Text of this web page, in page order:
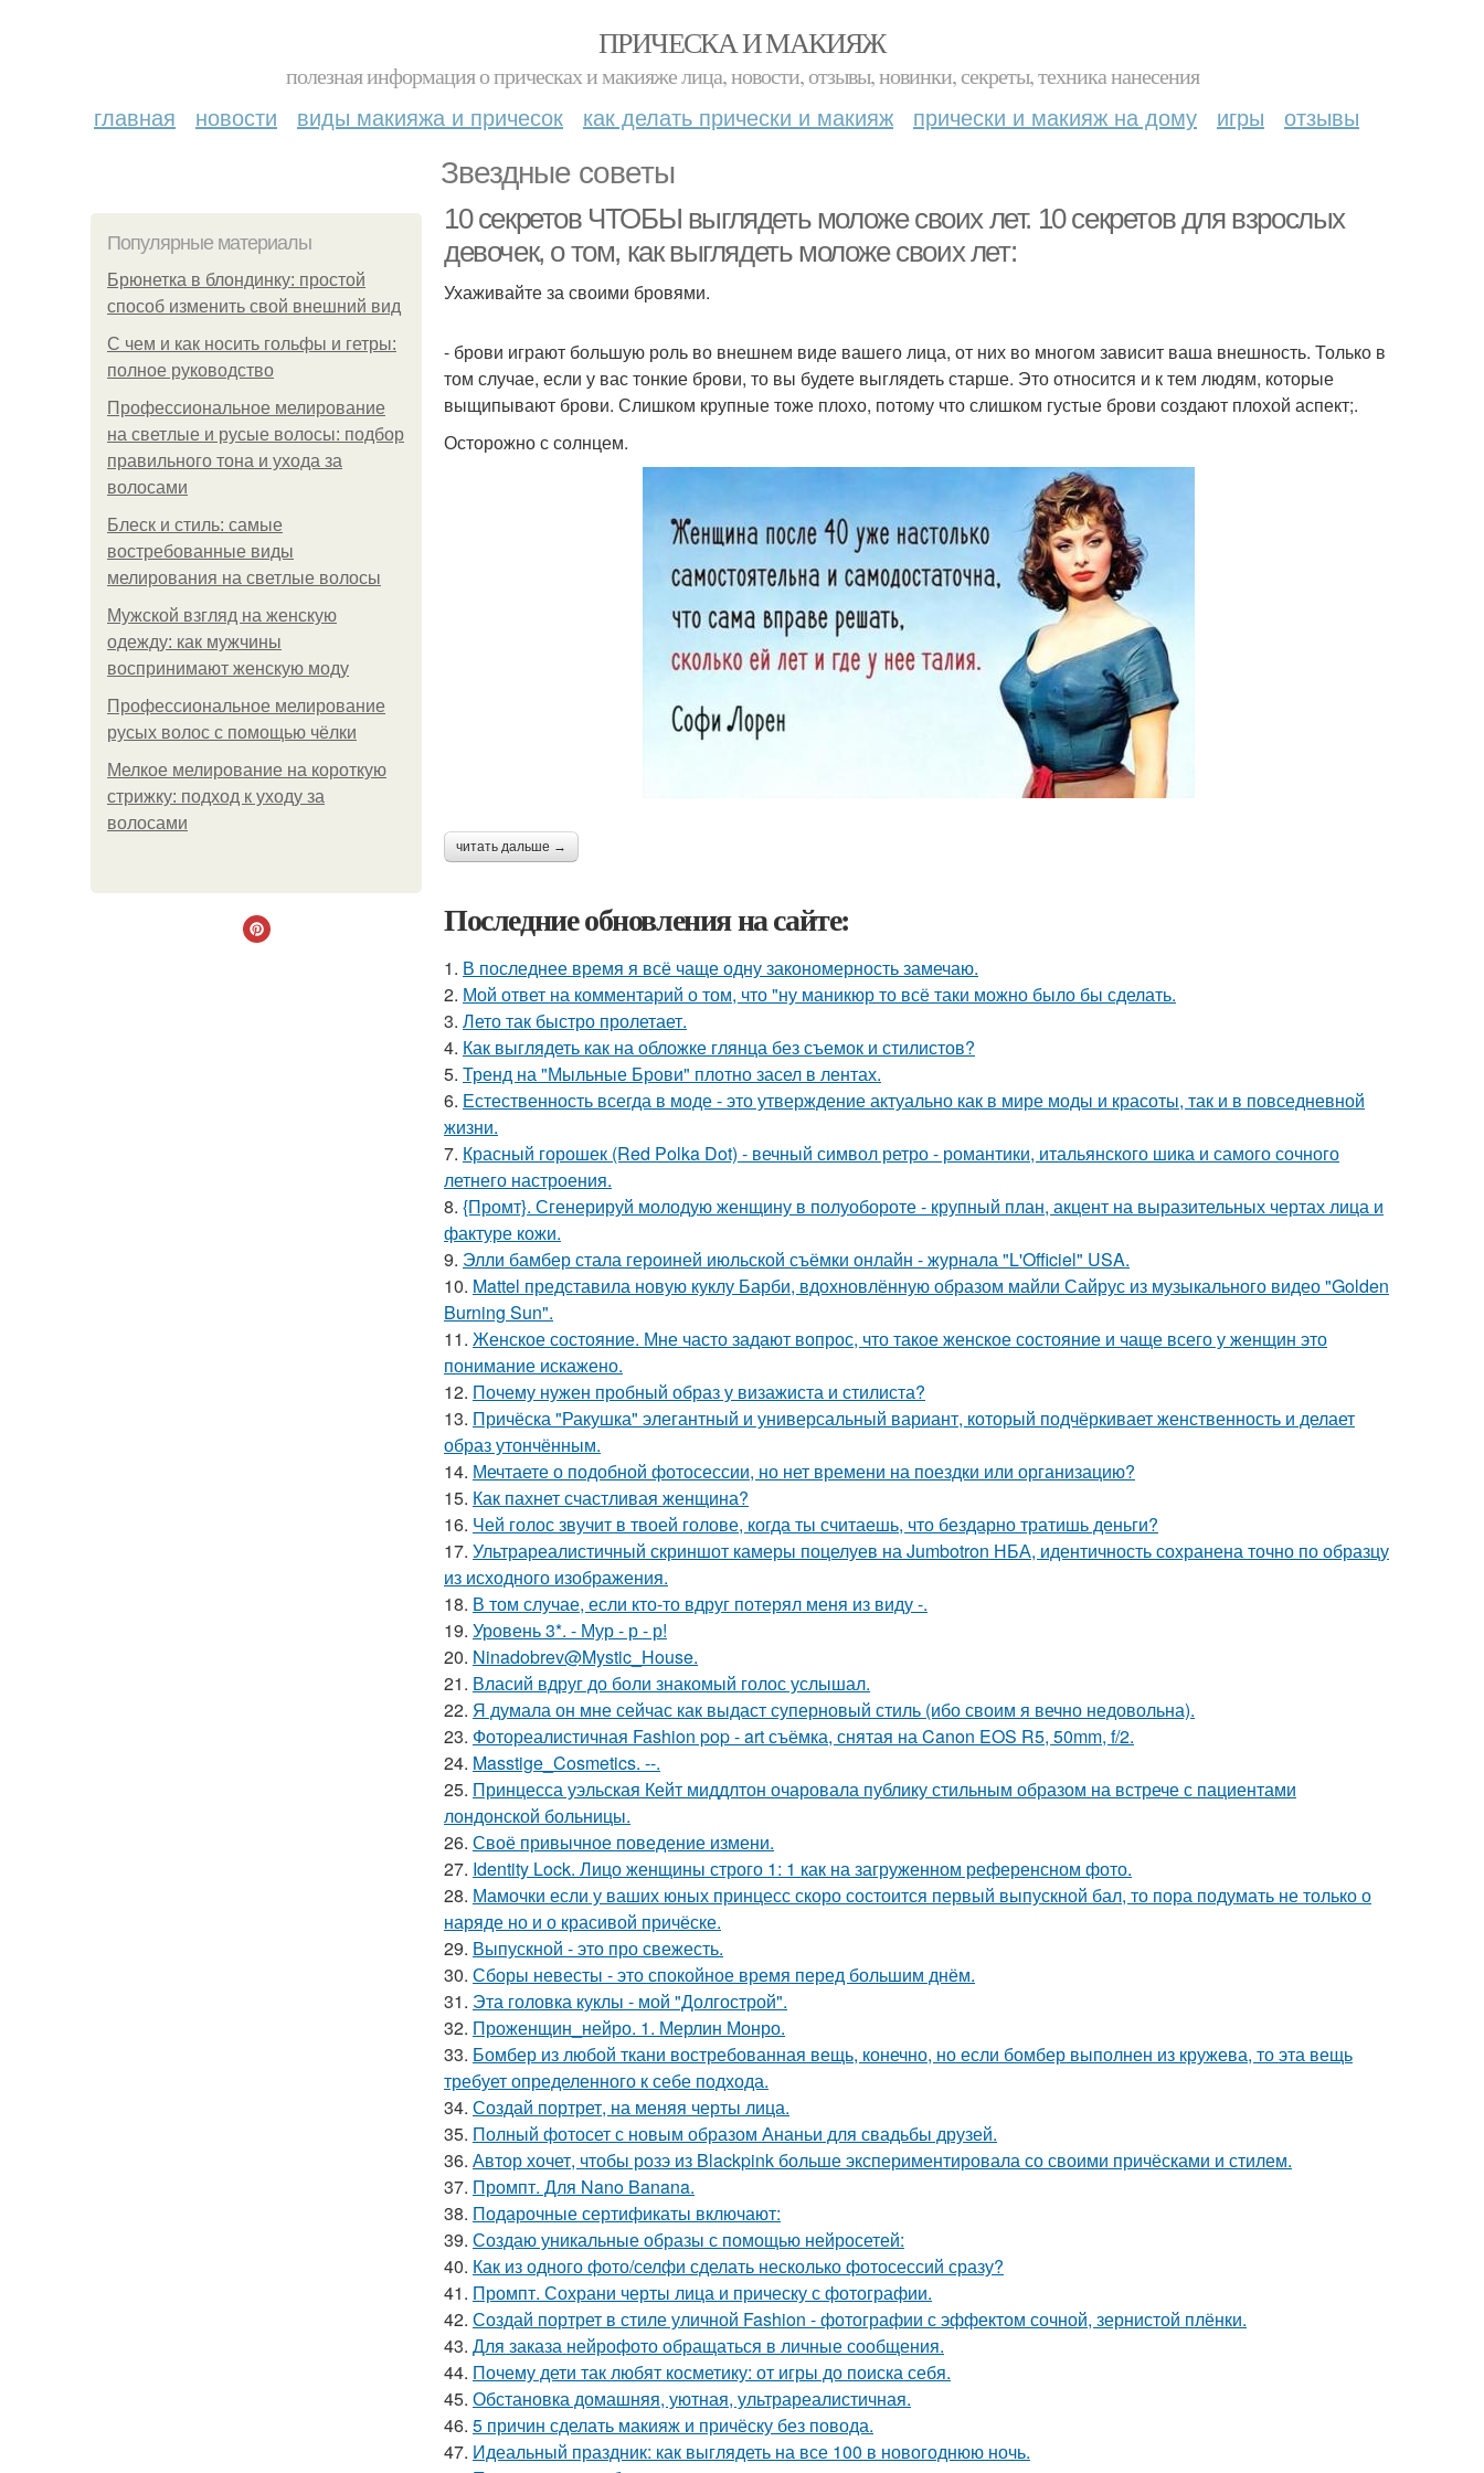
ПРИЧЕСКА И МАКИЯЖ
полезная информация о прическах и макияже лица, новости, отзывы, новинки, секреты, техника нанесения
главная новости виды макияжа и причесок как делать прически и макияж прически и макияж на дому игры отзывы
Звездные советы
Популярные материалы
Брюнетка в блондинку: простой
способ изменить свой внешний вид
С чем и как носить гольфы и гетры:
полное руководство
Профессиональное мелирование
на светлые и русые волосы: подбор
правильного тона и ухода за
волосами
Блеск и стиль: самые
востребованные виды
мелирования на светлые волосы
Мужской взгляд на женскую
одежду: как мужчины
воспринимают женскую моду
Профессиональное мелирование
русых волос с помощью чёлки
Мелкое мелирование на короткую
стрижку: подход к уходу за
волосами
10 секретов ЧТОБЫ выглядеть моложе своих лет. 10 секретов для взрослых
девочек, о том, как выглядеть моложе своих лет:
Ухаживайте за своими бровями.
- брови играют большую роль во внешнем виде вашего лица, от них во многом зависит ваша внешность. Только в
том случае, если у вас тонкие брови, то вы будете выглядеть старше. Это относится и к тем людям, которые
выщипывают брови. Слишком крупные тоже плохо, потому что слишком густые брови создают плохой аспект;.
Осторожно с солнцем.
читать дальше →
Последние обновления на сайте:
1. В последнее время я всё чаще одну закономерность замечаю.
2. Мой ответ на комментарий о том, что "ну маникюр то всё таки можно было бы сделать.
3. Лето так быстро пролетает.
4. Как выглядеть как на обложке глянца без съемок и стилистов?
5. Тренд на "Мыльные Брови" плотно засел в лентах.
6. Естественность всегда в моде - это утверждение актуально как в мире моды и красоты, так и в повседневной
жизни.
7. Красный горошек (Red Polka Dot) - вечный символ ретро - романтики, итальянского шика и самого сочного
летнего настроения.
8. {Промт}. Сгенерируй молодую женщину в полуобороте - крупный план, акцент на выразительных чертах лица и
фактуре кожи.
9. Элли бамбер стала героиней июльской съёмки онлайн - журнала "L'Officiel" USA.
10. Mattel представила новую куклу Барби, вдохновлённую образом майли Сайрус из музыкального видео "Golden
Burning Sun".
11. Женское состояние. Мне часто задают вопрос, что такое женское состояние и чаще всего у женщин это
понимание искажено.
12. Почему нужен пробный образ у визажиста и стилиста?
13. Причёска "Ракушка" элегантный и универсальный вариант, который подчёркивает женственность и делает
образ утончённым.
14. Мечтаете о подобной фотосессии, но нет времени на поездки или организацию?
15. Как пахнет счастливая женщина?
16. Чей голос звучит в твоей голове, когда ты считаешь, что бездарно тратишь деньги?
17. Ультрареалистичный скриншот камеры поцелуев на Jumbotron НБА, идентичность сохранена точно по образцу
из исходного изображения.
18. В том случае, если кто-то вдруг потерял меня из виду -.
19. Уровень 3*. - Мур - р - р!
20. Ninadobrev@Mystic_House.
21. Власий вдруг до боли знакомый голос услышал.
22. Я думала он мне сейчас как выдаст суперновый стиль (ибо своим я вечно недовольна).
23. Фотореалистичная Fashion pop - art съёмка, снятая на Canon EOS R5, 50mm, f/2.
24. Masstige_Cosmetics. --.
25. Принцесса уэльская Кейт миддлтон очаровала публику стильным образом на встрече с пациентами
лондонской больницы.
26. Своё привычное поведение измени.
27. Identity Lock. Лицо женщины строго 1: 1 как на загруженном референсном фото.
28. Мамочки если у ваших юных принцесс скоро состоится первый выпускной бал, то пора подумать не только о
наряде но и о красивой причёске.
29. Выпускной - это про свежесть.
30. Сборы невесты - это спокойное время перед большим днём.
31. Эта головка куклы - мой "Долгострой".
32. Проженщин_нейро. 1. Мерлин Монро.
33. Бомбер из любой ткани востребованная вещь, конечно, но если бомбер выполнен из кружева, то эта вещь
требует определенного к себе подхода.
34. Создай портрет, на меняя черты лица.
35. Полный фотосет с новым образом Ананьи для свадьбы друзей.
36. Автор хочет, чтобы розэ из Blackpink больше экспериментировала со своими причёсками и стилем.
37. Промпт. Для Nano Banana.
38. Подарочные сертификаты включают:
39. Создаю уникальные образы с помощью нейросетей:
40. Как из одного фото/селфи сделать несколько фотосессий сразу?
41. Промпт. Сохрани черты лица и прическу с фотографии.
42. Создай портрет в стиле уличной Fashion - фотографии с эффектом сочной, зернистой плёнки.
43. Для заказа нейрофото обращаться в личные сообщения.
44. Почему дети так любят косметику: от игры до поиска себя.
45. Обстановка домашняя, уютная, ультрареалистичная.
46. 5 причин сделать макияж и причёску без повода.
47. Идеальный праздник: как выглядеть на все 100 в новогоднюю ночь.